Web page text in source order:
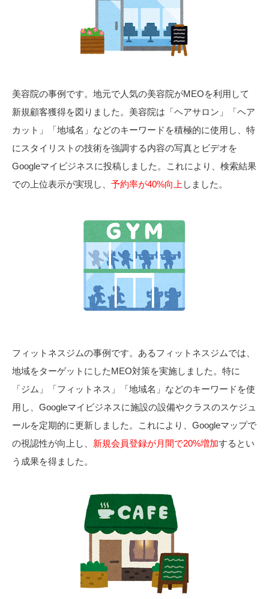
美容院の事例です。地元で人気の美容院がMEOを利用して
新規顧客獲得を図りました。美容院は「ヘアサロン」「ヘア
カット」「地域名」などのキーワードを積極的に使用し、特
にスタイリストの技術を強調する内容の写真とビデオを
Googleマイビジネスに投稿しました。これにより、検索結果
での上位表示が実現し、 予約率が40%向上 しました。
フィットネスジムの事例です。あるフィットネスジムでは、
地域をターゲットにしたMEO対策を実施しました。特に
「ジム」「フィットネス」「地域名」などのキーワードを使
用し、Googleマイビジネスに施設の設備やクラスのスケジュ
ールを定期的に更新しました。これにより、Googleマップで
の視認性が向上し、 新規会員登録が月間で20%増加するとい
う成果を得ました。